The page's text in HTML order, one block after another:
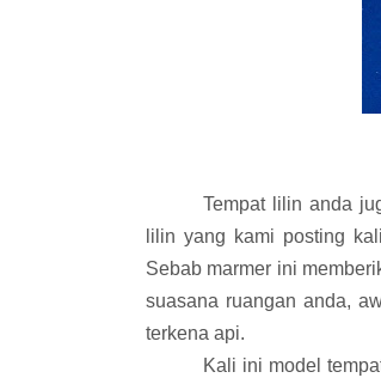
Tempat lilin anda
lilin yang kami posting
Sebab marmer ini
suasana ruangan anda,
terkena api.
Kali ini model